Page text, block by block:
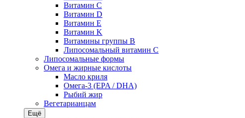
Витамин C
Витамин D
Витамин E
Витамин K
Витамины группы B
Липосомальный витамин C
Липосомальные формы
Омега и жирные кислоты
Масло криля
Омега-3 (EPA / DHA)
Рыбий жир
Вегетарианцам
Ещё